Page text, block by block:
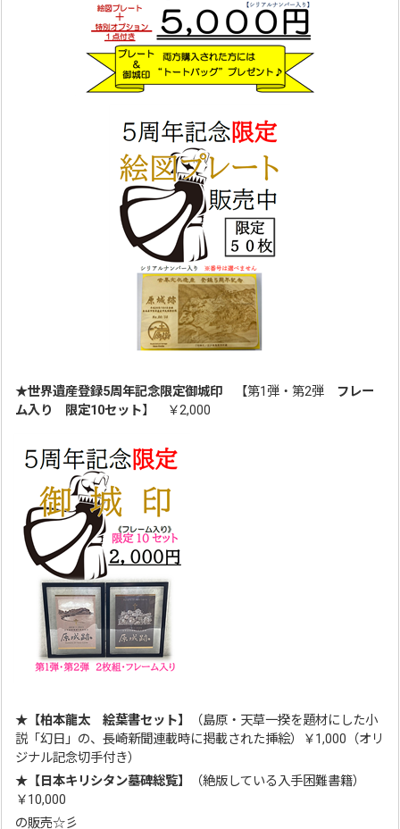
★世界遺産登録5周年記念限定御城印 【第1弾・第2弾 フレー
ム入り 限定10セット】 ￥2,000
★【柏本龍太 絵葉書セット】
（島原・天草一揆を題材にした小
説「幻日」の、長崎新聞連載時に掲載された挿絵）￥1,000（オリ
ジナル記念切手付き）
★【日本キリシタン墓碑総覧】
（絶版している入手困難書籍）
￥10,000
の販売☆彡